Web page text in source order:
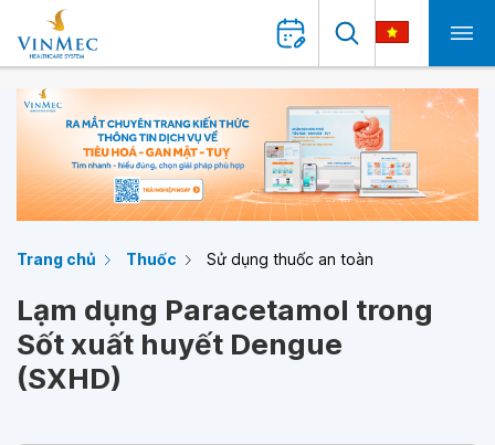
Trang chủ Thuốc Sử dụng thuốc an toàn
Lạm dụng Paracetamol trong
Sốt xuất huyết Dengue
(SXHD)